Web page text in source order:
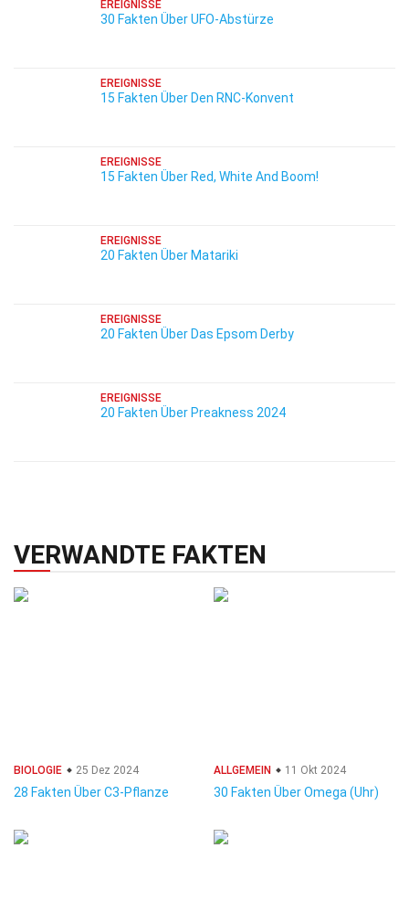
EREIGNISSE
30 Fakten Über UFO-Abstürze
EREIGNISSE
15 Fakten Über Den RNC-Konvent
EREIGNISSE
15 Fakten Über Red, White And Boom!
EREIGNISSE
20 Fakten Über Matariki
EREIGNISSE
20 Fakten Über Das Epsom Derby
EREIGNISSE
20 Fakten Über Preakness 2024
VERWANDTE FAKTEN
BIOLOGIE 25 Dez 2024
28 Fakten Über C3-Pflanze
ALLGEMEIN 11 Okt 2024
30 Fakten Über Omega (Uhr)